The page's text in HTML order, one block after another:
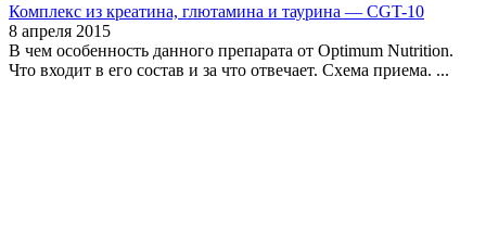
Комплекс из креатина, глютамина и таурина — CGT-10
8 апреля 2015
В чем особенность данного препарата от Optimum Nutrition.
Что входит в его состав и за что отвечает. Схема приема. ...